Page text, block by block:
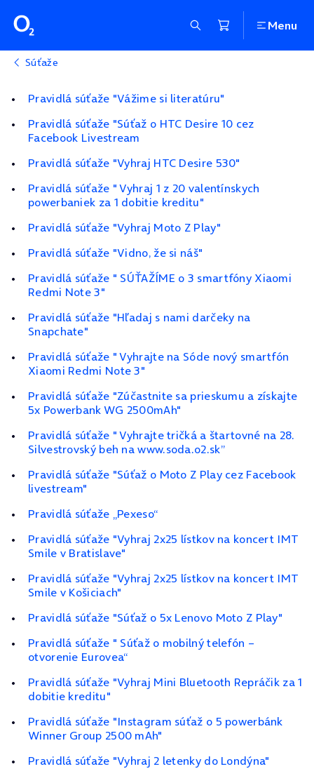
Menu
Súťaže
Pravidlá súťaže "Vážime si literatúru"
Pravidlá súťaže "Súťaž o HTC Desire 10 cez
Facebook Livestream
Pravidlá súťaže "Vyhraj HTC Desire 530"
Pravidlá súťaže " Vyhraj 1 z 20 valentínskych
powerbaniek za 1 dobitie kreditu"
Pravidlá súťaže "Vyhraj Moto Z Play"
Pravidlá súťaže "Vidno, že si náš"
Pravidlá súťaže " SÚŤAŽÍME o 3 smartfóny Xiaomi
Redmi Note 3"
Pravidlá súťaže "Hľadaj s nami darčeky na
Snapchate"
Pravidlá súťaže " Vyhrajte na Sóde nový smartfón
Xiaomi Redmi Note 3"
Pravidlá súťaže "Zúčastnite sa prieskumu a získajte
5x Powerbank WG 2500mAh"
Pravidlá súťaže " Vyhrajte tričká a štartovné na 28.
Silvestrovský beh na www.soda.o2.sk”
Pravidlá súťaže "Súťaž o Moto Z Play cez Facebook
livestream"
Pravidlá súťaže „Pexeso“
Pravidlá súťaže "Vyhraj 2x25 lístkov na koncert IMT
Smile v Bratislave"
Pravidlá súťaže "Vyhraj 2x25 lístkov na koncert IMT
Smile v Košiciach"
Pravidlá súťaže "Súťaž o 5x Lenovo Moto Z Play"
Pravidlá súťaže " Súťaž o mobilný telefón –
otvorenie Eurovea“
Pravidlá súťaže "Vyhraj Mini Bluetooth Repráčik za 1
dobitie kreditu"
Pravidlá súťaže "Instagram súťaž o 5 powerbánk
Winner Group 2500 mAh"
Pravidlá súťaže "Vyhraj 2 letenky do Londýna"